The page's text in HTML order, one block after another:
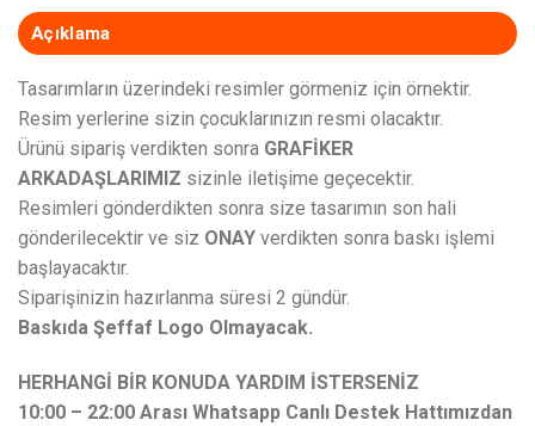
Açıklama
Tasarımların üzerindeki resimler görmeniz için örnektir.
Resim yerlerine sizin çocuklarınızın resmi olacaktır.
Ürünü sipariş verdikten sonra GRAFİKER
ARKADAŞLARIMIZ sizinle iletişime geçecektir.
Resimleri gönderdikten sonra size tasarımın son hali
gönderilecektir ve siz ONAY verdikten sonra baskı işlemi
başlayacaktır.
Siparişinizin hazırlanma süresi 2 gündür.
Baskıda Şeffaf Logo Olmayacak.
HERHANGİ BİR KONUDA YARDIM İSTERSENİZ
10:00 – 22:00 Arası Whatsapp Canlı Destek Hattımızdan